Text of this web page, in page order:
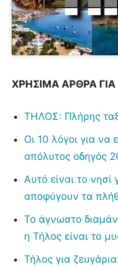
ΧΡΗΣΙΜΑ ΑΡΘΡΑ
ΤΗΛΟΣ: Πλήρης
Οι 10 λόγοι για να
απόλυτος οδηγός
Αυτό είναι το
αποφύγουν τα
Το άγνωστο
η Τήλος είναι το
Τήλος για